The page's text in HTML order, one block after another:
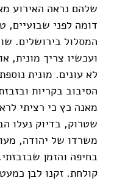
שלהם נראה האירוע
דומה לפני שבועיים,
המסלול בירושלים.
ועכשיו צריך מונית,
לא עונים. מונית
הסיבוב בקריות
מאנה כץ כי רציתי
שטרוק, בדיוק נעלו
משרדו של יהודה,
בחיפה והזמן
קולחת. זקנו לבן